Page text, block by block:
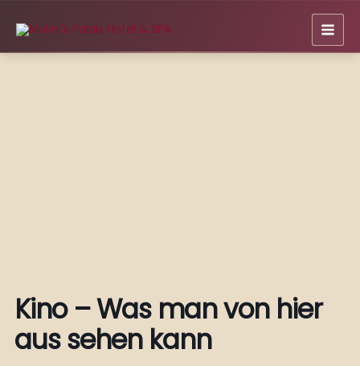
Inhalt
springen
Kino – Was man von hier
aus sehen kann